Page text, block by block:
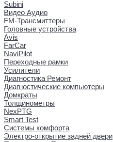
Subini
Видео Аудио
FM-Трансмиттеры
Головные устройства
Avis
FarCar
NaviPilot
Переходные рамки
Усилители
Диагностика Ремонт
Диагностические компьютеры
Домкраты
Толщинометры
NexPTG
Smart Test
Системы комфорта
Электро-открытие задней двери